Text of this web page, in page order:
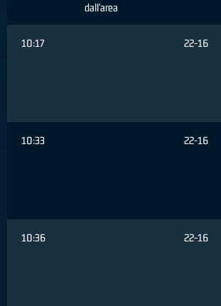
dall'area
10:17 22-16
10:33 22-16
10:36 22-16